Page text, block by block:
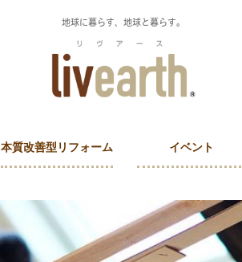
地球に暮らす、地球と暮らす。
本質改善型リフォーム イベント